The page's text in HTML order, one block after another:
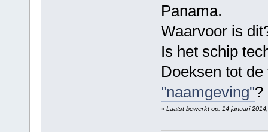
Panama.
Waarvoor is
Is het schip
Doeksen tot
"naamgeving"?
« Laatst bewerkt op: 14 januari